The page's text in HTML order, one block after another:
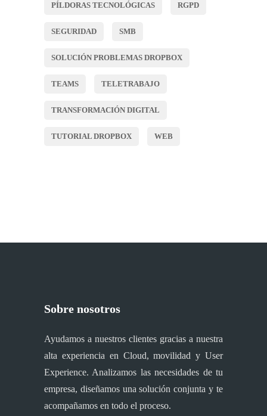
PÍLDORAS TECNOLÓGICAS RGPD
SEGURIDAD SMB
SOLUCIÓN PROBLEMAS DROPBOX
TEAMS TELETRABAJO
TRANSFORMACIÓN DIGITAL
TUTORIAL DROPBOX WEB
Sobre nosotros
Ayudamos a nuestros clientes gracias a nuestra
alta experiencia en Cloud, movilidad y User
Experience. Analizamos las necesidades de tu
empresa, diseñamos una solución conjunta y te
acompañamos en todo el proceso.